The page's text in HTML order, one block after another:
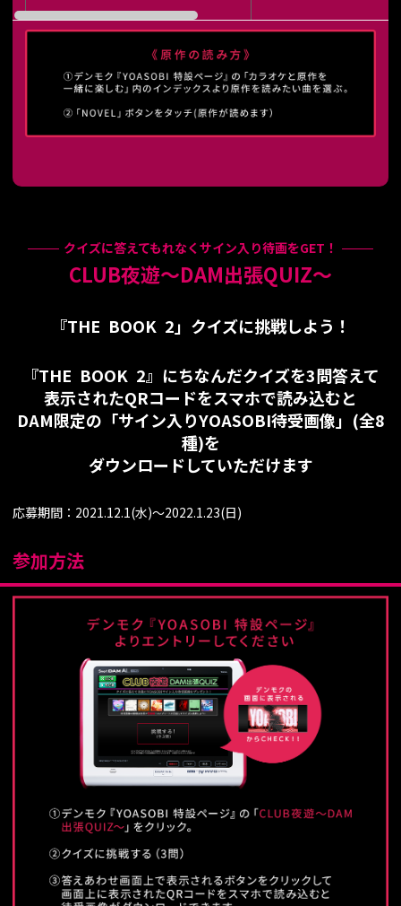
クイズに答えてもれなくサイン入り待画をGET！
CLUB夜遊～DAM出張QUIZ～
『THE BOOK 2」クイズに挑戦しよう！
『THE BOOK 2』にちなんだクイズを3問答えて
表示されたQRコードをスマホで読み込むと
DAM限定の「サイン入りYOASOBI待受画像」(全8
種)を
ダウンロードしていただけます
応募期間：2021.12.1(水)～2022.1.23(日)
参加方法